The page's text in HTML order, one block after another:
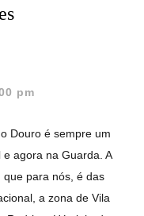
pm
Douro é sempre um
agora na Guarda. A
que para nós, é das
a zona de Vila